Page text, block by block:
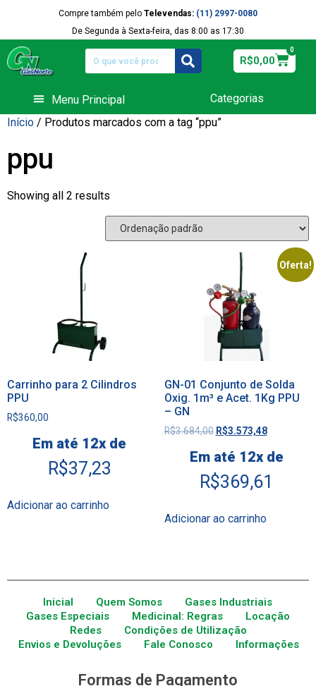
Compre também pelo Televendas: (11) 2997-0080
De Segunda à Sexta-feira, das 8:00 as 17:30
R$0,00
0
Categorias
Início / Produtos marcados com a tag “ppu”
ppu
Showing all 2 results
Carrinho para 2 Cilindros
PPU
R$360,00
Em até 12x de
R$37,23
Adicionar ao carrinho
Oferta!
GN-01 Conjunto de Solda
Oxig. 1m³ e Acet. 1Kg PPU
– GN
R$3.684,00 R$3.573,48
Em até 12x de
R$369,61
Adicionar ao carrinho
Inicial Quem Somos
Gases Industriais
Gases Especiais
Medicinal: Regras
Locação
Redes
Condições de Utilização
Envios e Devoluções
Fale Conosco Informações
Formas de Pagamento